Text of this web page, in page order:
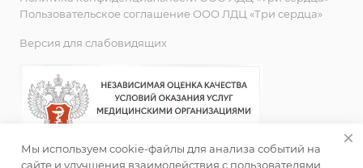
Пользовательское соглашение ООО ЛДЦ «Три сердца»
Версия для слабовидящих
Мы используем cookie-файлы для анализа событий на
сайте и улучшения взаимодействия с пользователями.